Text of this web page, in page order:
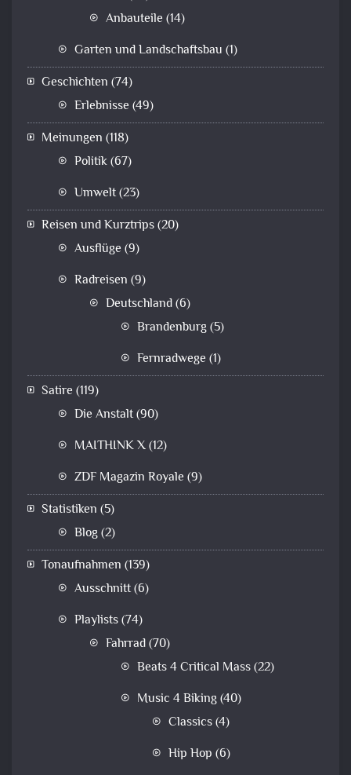
Anbauteile (14)
Garten und Landschaftsbau (1)
Geschichten (74)
Erlebnisse (49)
Meinungen (118)
Politik(67)
Umwelt(23)
Reisen und Kurztrips(20)
Ausflüge (9)
Radreisen (9)
Deutschland(6)
Brandenburg(5)
Fernradwege (1)
Satire (119)
Die Anstalt(90)
MAITHINK X(12)
ZDF Magazin Royale (9)
Statistiken (5)
Blog(2)
Tonaufnahmen (139)
Ausschnitt(6)
Playlists(74)
Fahrrad(70)
Beats 4 Critical Mass(22)
Music 4 Biking(40)
Classics(4)
Hip Hop (6)